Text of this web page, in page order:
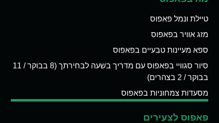
טיילת ונמל פאפוס
מזג אוויר בפאפוס
ספא מעיינות טבעיים בפאפוס
סיור סגוויי בפאפוס עם מדריך בשעה לבחירתך (8 בבוקר / 11
בבוקר / 2 בצהרים)
מסעדות צמחוניות בפאפוס
פאפוס לצעירים